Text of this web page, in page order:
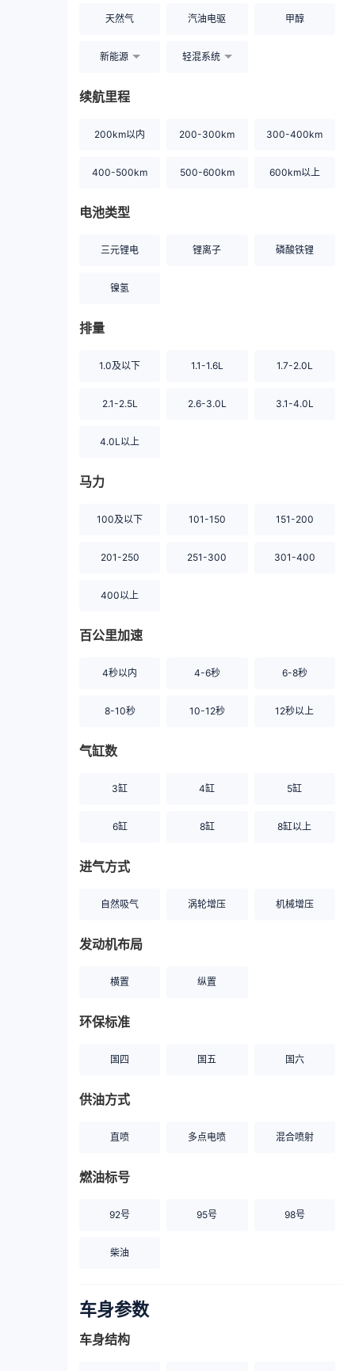
天然气 汽油电驱 甲醇
新能源 轻混系统
续航里程
200km以内 200-300km 300-400km
400-500km 500-600km 600km以上
电池类型
三元锂电 锂离子 磷酸铁锂
镍氢
排量
1.0及以下 1.1-1.6L 1.7-2.0L
2.1-2.5L 2.6-3.0L 3.1-4.0L
4.0L以上
马力
100及以下 101-150 151-200
201-250 251-300 301-400
400以上
百公里加速
4秒以内 4-6秒 6-8秒
8-10秒 10-12秒 12秒以上
气缸数
3缸 4缸 5缸
6缸 8缸 8缸以上
进气方式
自然吸气 涡轮增压 机械增压
发动机布局
横置 纵置
环保标准
国四 国五 国六
供油方式
直喷 多点电喷 混合喷射
燃油标号
92号 95号 98号
柴油
车身参数
车身结构